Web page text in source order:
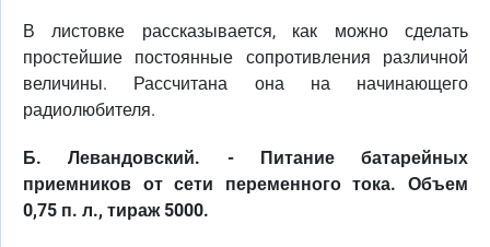
В листовке рассказывается, как можно сделать
простейшие постоянные сопротивления различной
величины. Рассчитана она на начинающего
радиолюбителя.
Б. Левандовский. - Питание батарейных
приемников от сети переменного тока. Объем
0,75 п. л., тираж 5000.